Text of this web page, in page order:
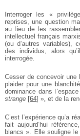
Interroger les «
reprises, une question
au lieu de les
intellectuel français
(ou d’autres variables),
des individus, alors
interrogée.
Cesser de concevoir une
plaider pour une
dominance dans
strange [64] », et de la
C’est l’expérience qu’a
fait aujourd’hui
blancs ». Elle souligne